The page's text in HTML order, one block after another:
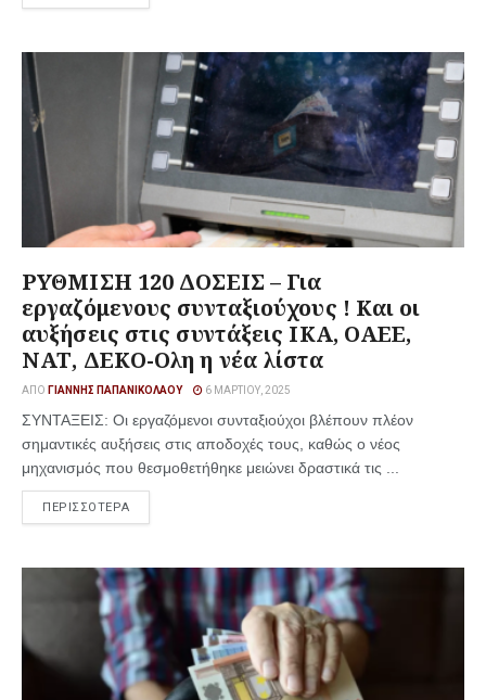
ΡΥΘΜΙΣΗ 120 ΔΟΣΕΙΣ – Για
εργαζόμενους συνταξιούχους ! Και οι
αυξήσεις στις συντάξεις ΙΚΑ, ΟΑΕΕ,
ΝΑΤ, ΔΕΚΟ-Ολη η νέα λίστα
ΑΠΌ ΓΙΆΝΝΗΣ ΠΑΠΑΝΙΚΟΛΆΟΥ 6 ΜΑΡΤΊΟΥ, 2025
ΣΥΝΤΑΞΕΙΣ: Οι εργαζόμενοι συνταξιούχοι βλέπουν πλέον
σημαντικές αυξήσεις στις αποδοχές τους, καθώς ο νέος
μηχανισμός που θεσμοθετήθηκε μειώνει δραστικά τις ...
ΠΕΡΙΣΣΟΤΕΡΑ